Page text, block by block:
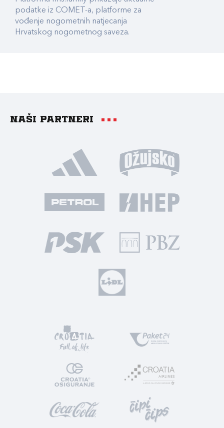
podatke iz COMET-a, platforme za
vođenje nogometnih natjecanja
Hrvatskog nogometnog saveza.
Naši partneri